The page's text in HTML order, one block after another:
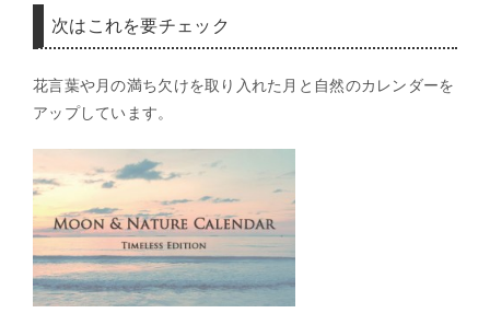
次はこれを要チェック
花言葉や月の満ち欠けを取り入れた月と自然のカレンダーを
アップしています。